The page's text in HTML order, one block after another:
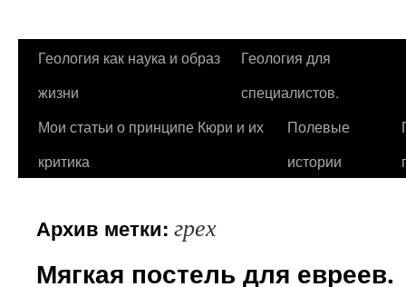
Перейти
содержимому
Геология как наука и образ
жизни
Геология для
специалистов.
Мои статьи о принципе Кюри и их
критика
Полевые
истории
Архив метки: грех
Мягкая постель для евреев.